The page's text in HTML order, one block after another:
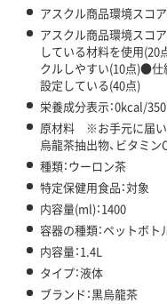
アスクル商品環境スコア
アスクル商品環境スコ
している材料を使用(20
クルしやすい(10点)●仕
設定している(40点)
栄養成分表示：0kcal/
原材料 ※お手元に届い
烏龍茶抽出物、ビタミン
種類：ウーロン茶
特定保健用食品：対象
内容量(ml)：1400
容器の種類：ペットボト
内容量：1.4L
タイプ：液体
ブランド：黒烏龍茶